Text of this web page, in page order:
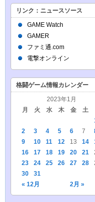
リンク：ニュースソース
GAME Watch
GAMER
ファミ通.com
電撃オンライン
格闘ゲーム情報カレンダー
2023年1月
月
火 水 木 金 土
« 12月 2月 »
2
3 4 5 6 7
9
10 11 12 13 14
16
17 18 19 20 21
23
24 25 26 27 28
30
31